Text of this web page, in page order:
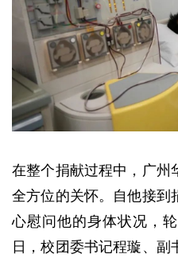
在整个捐献过程中，广州
全方位的关怀。自他接到
心慰问他的身体状况，
日，校团委书记程璇、